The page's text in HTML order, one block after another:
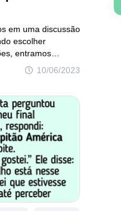
10/06/2023
em uma discussão
escolher
entramos
para selecionar
naquele
nos prender
não perder
mostraremos
vão tirar o seu